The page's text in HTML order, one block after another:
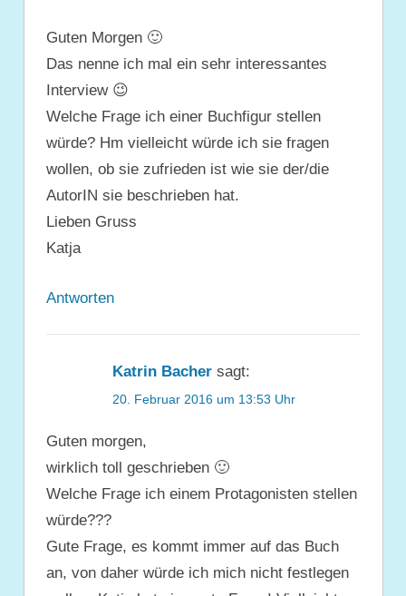
Guten Morgen 🙂
Das nenne ich mal ein sehr interessantes
Interview 😉
Welche Frage ich einer Buchfigur stellen
würde? Hm vielleicht würde ich sie fragen
wollen, ob sie zufrieden ist wie sie der/die
AutorIN sie beschrieben hat.
Lieben Gruss
Katja
Antworten
Katrin Bacher sagt:
20. Februar 2016 um 13:53 Uhr
Guten morgen,
wirklich toll geschrieben 🙂
Welche Frage ich einem Protagonisten stellen
würde???
Gute Frage, es kommt immer auf das Buch
an, von daher würde ich mich nicht festlegen